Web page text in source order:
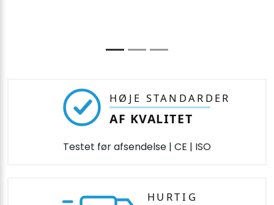
HØJE STANDARDER
AF KVALITET
Testet før afsendelse | CE | ISO
HURTIG